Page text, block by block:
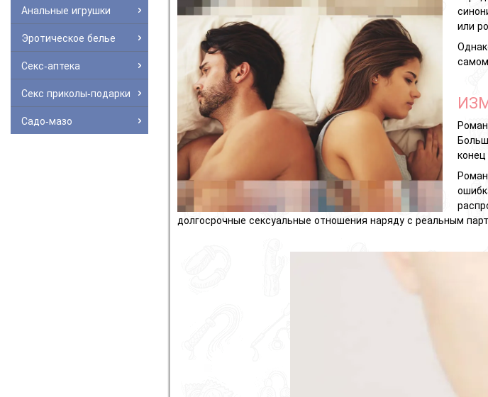
Анальные игрушки
Эротическое белье
Секс-аптека
Секс приколы-подарки
Садо-мазо
или
долгосрочные сексуальные отношения наряду с реальным